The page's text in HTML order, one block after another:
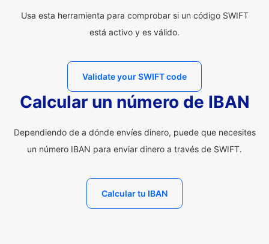
Usa esta herramienta para comprobar si un código SWIFT
está activo y es válido.
Validate your SWIFT code
Calcular un número de IBAN
Dependiendo de a dónde envíes dinero, puede que necesites
un número IBAN para enviar dinero a través de SWIFT.
Calcular tu IBAN